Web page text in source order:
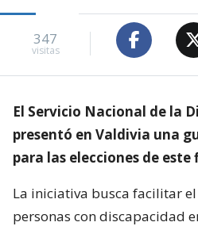
347
visitas
El Servicio Nacional de la
presentó en Valdivia una
para las elecciones de este
La iniciativa busca facilitar
personas con discapacidad